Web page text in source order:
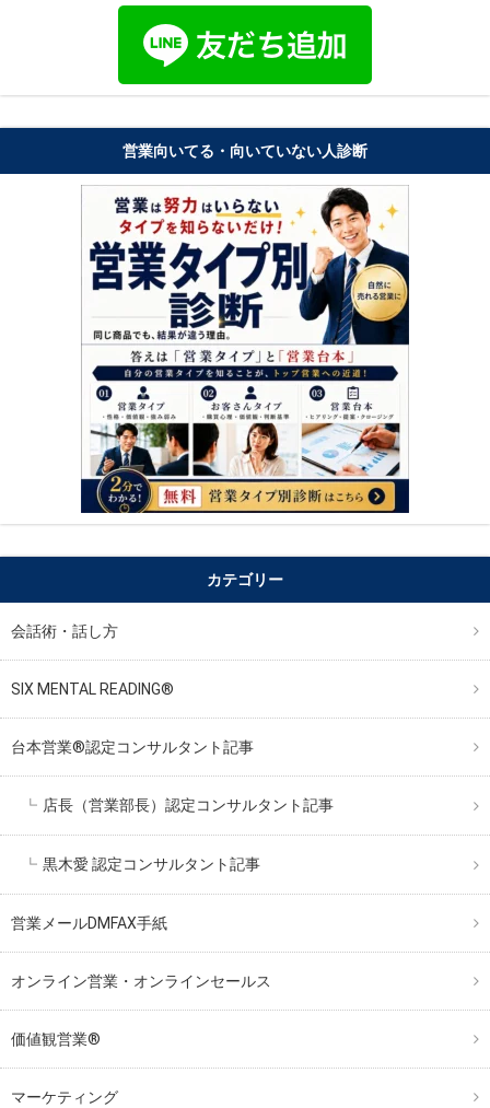
営業向いてる・向いていない人診断
カテゴリー
会話術・話し方
SIX MENTAL READING®︎
台本営業®︎認定コンサルタント記事
店長（営業部長）認定コンサルタント記事
黒木愛 認定コンサルタント記事
営業メールDMFAX手紙
オンライン営業・オンラインセールス
価値観営業®︎
マーケティング